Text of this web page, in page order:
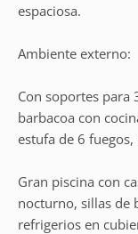
espaciosa.
Ambiente externo:
Con soportes para
barbacoa con
estufa de 6
Gran piscina con
nocturno, sillas de
refrigerios en